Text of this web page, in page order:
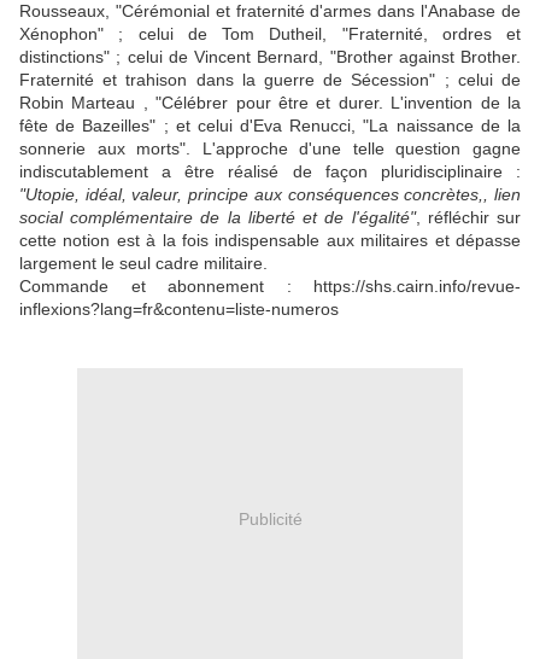
Rousseaux, "Cérémonial et fraternité d'armes dans l'Anabase de
Xénophon" ; celui de Tom Dutheil, "Fraternité, ordres et
distinctions" ; celui de Vincent Bernard, "Brother against Brother.
Fraternité et trahison dans la guerre de Sécession" ; celui de
Robin Marteau , "Célébrer pour être et durer. L'invention de la
fête de Bazeilles" ; et celui d'Eva Renucci, "La naissance de la
sonnerie aux morts". L'approche d'une telle question gagne
indiscutablement a être réalisé de façon pluridisciplinaire :
"Utopie, idéal, valeur, principe aux conséquences concrètes,, lien
social complémentaire de la liberté et de l'égalité", réfléchir sur
cette notion est à la fois indispensable aux militaires et dépasse
largement le seul cadre militaire.
Commande et abonnement : https://shs.cairn.info/revue-
inflexions?lang=fr&contenu=liste-numeros
Publicité